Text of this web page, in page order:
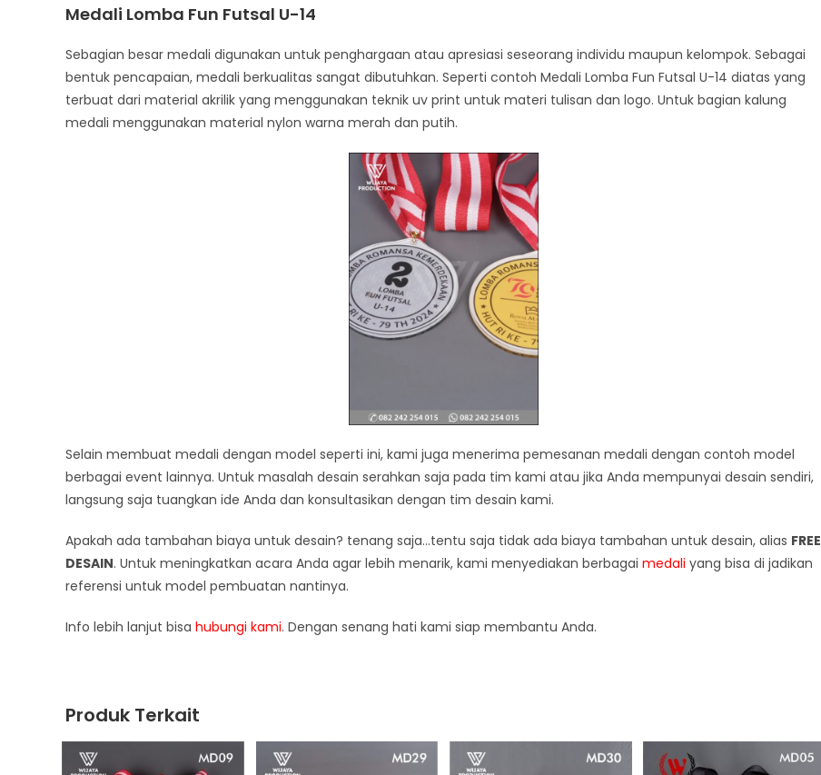
Medali Lomba Fun Futsal U-14
Sebagian besar medali digunakan untuk penghargaan atau apresiasi seseorang individu maupun kelompok. Sebagai
bentuk pencapaian, medali berkualitas sangat dibutuhkan. Seperti contoh Medali Lomba Fun Futsal U-14 diatas yang
terbuat dari material akrilik yang menggunakan teknik uv print untuk materi tulisan dan logo. Untuk bagian kalung
medali menggunakan material nylon warna merah dan putih.
Selain membuat medali dengan model seperti ini, kami juga menerima pemesanan medali dengan contoh model
berbagai event lainnya. Untuk masalah desain serahkan saja pada tim kami atau jika Anda mempunyai desain sendiri,
langsung saja tuangkan ide Anda dan konsultasikan dengan tim desain kami.
Apakah ada tambahan biaya untuk desain? tenang saja…tentu saja tidak ada biaya tambahan untuk desain, alias FREE
DESAIN. Untuk meningkatkan acara Anda agar lebih menarik, kami menyediakan berbagai medali yang bisa di jadikan
referensi untuk model pembuatan nantinya.
Info lebih lanjut bisa hubungi kami. Dengan senang hati kami siap membantu Anda.
Produk Terkait